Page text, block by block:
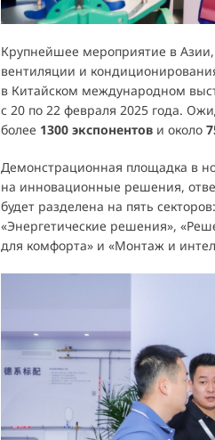
Крупнейшее мероприятие в
вентиляции и
в Китайском международном
с 20 по 22 февраля 2025 года.
более 1300 экспонентов и около
Демонстрационная площадка в
на инновационные решения,
будет разделена на пять
«Энергетические решения»,
для комфорта» и «Монтаж и